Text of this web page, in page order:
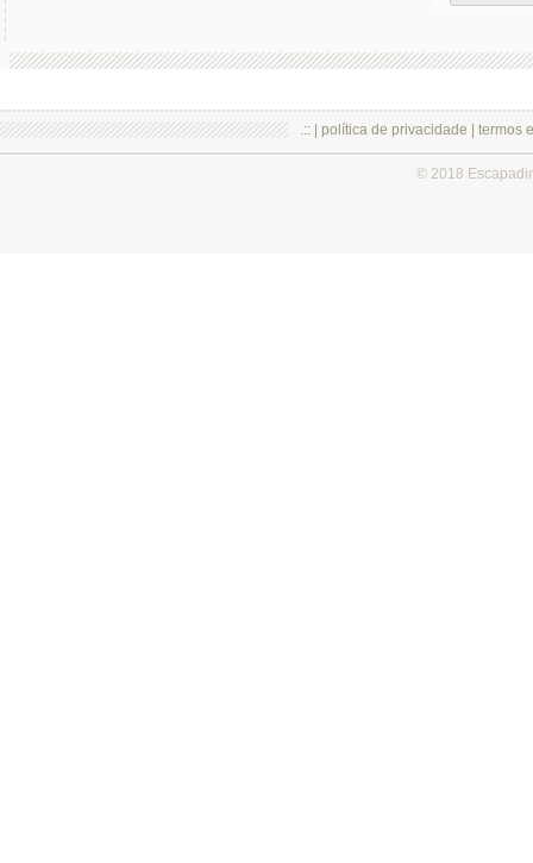
.:: | política de privacidade termos
© 2018